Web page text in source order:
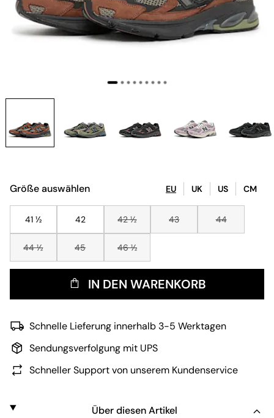
Größe auswählen EU UK US CM
41 ½ 42 42 ½ 43 44
44 ½ 45 46 ½
IN DEN WARENKORB
Schnelle Lieferung innerhalb 3-5 Werktagen
Sendungsverfolgung mit UPS
Schneller Support von unserem Kundenservice
Über diesen Artikel